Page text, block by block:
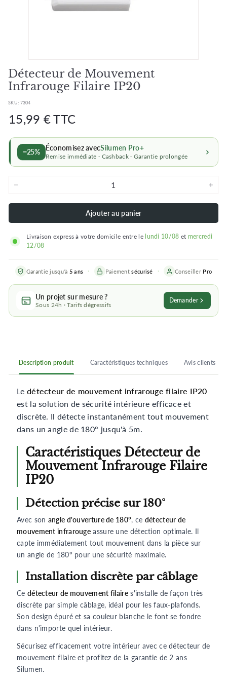
Détecteur de Mouvement
Infrarouge Filaire IP20
SKU: 7304
régulier
15,99 € TTC15,99
€
−25% Économisez avecSilumen Pro+
Remise immédiate · Cashback · Garantie prolongée
Ajouter au panier
Livraison express à votre domicile entre le lundi 10/08 et mercredi
12/08
Garantie jusqu'à 5 ans Paiementsécurisé Conseiller Pro
Un projet sur mesure ?
Sous 24h · Tarifs dégressifs
Demander
Description produit Caractéristiques techniques Avis clients
Le détecteur de mouvement infrarouge filaire IP20
est la solution de sécurité intérieure efficace et
discrète. Il détecte instantanément tout mouvement
dans un angle de 180° jusqu'à 5m.
Caractéristiques Détecteur de
Mouvement Infrarouge Filaire
IP20
Détection précise sur 180°
Avec son angle d'ouverture de 180°, ce détecteur de
mouvement infrarouge assure une détection optimale. Il
capte immédiatement tout mouvement dans la pièce sur
un angle de 180° pour une sécurité maximale.
Installation discrète par câblage
Ce détecteur de mouvement filaires'installe de façon très
discrète par simple câblage, idéal pour les faux-plafonds.
Son design épuré et sa couleur blanche le font se fondre
dans n'importe quel intérieur.
Sécurisez efficacement votre intérieur avec ce détecteur de
mouvement filaire et profitez de la garantie de 2 ans
Silumen.